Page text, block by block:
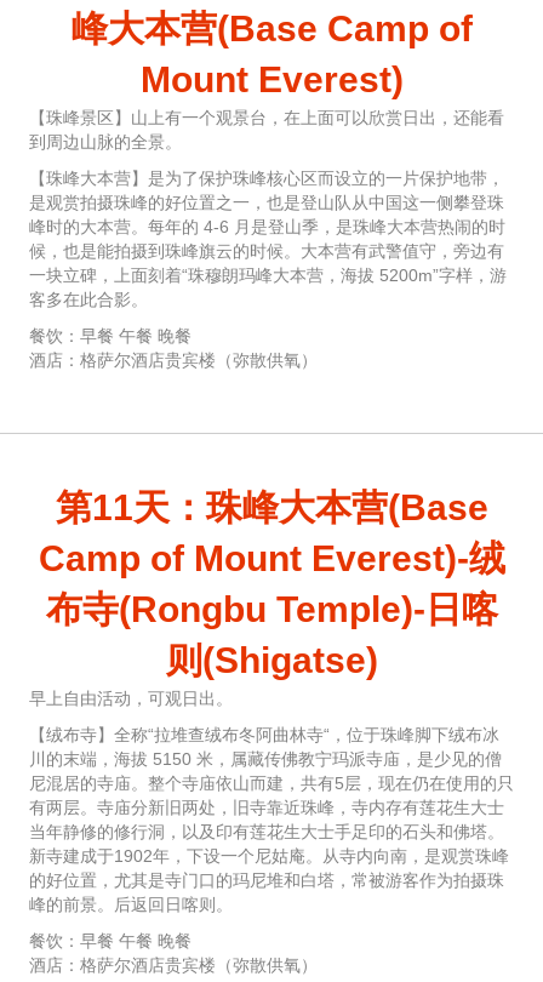
峰大本营(Base Camp of
Mount Everest)
【珠峰景区】山上有一个观景台，在上面可以欣赏日出，还能看
到周边山脉的全景。
【珠峰大本营】是为了保护珠峰核心区而设立的一片保护地带，
是观赏拍摄珠峰的好位置之一，也是登山队从中国这一侧攀登珠
峰时的大本营。每年的 4-6 月是登山季，是珠峰大本营热闹的时
候，也是能拍摄到珠峰旗云的时候。大本营有武警值守，旁边有
一块立碑，上面刻着“珠穆朗玛峰大本营，海拔 5200m”字样，游
客多在此合影。
餐饮：早餐 午餐 晚餐
酒店：格萨尔酒店贵宾楼（弥散供氧）
第11天：珠峰大本营(Base
Camp of Mount Everest)-绒
布寺(Rongbu Temple)-日喀
则(Shigatse)
早上自由活动，可观日出。
【绒布寺】全称“拉堆查绒布冬阿曲林寺“，位于珠峰脚下绒布冰
川的末端，海拔 5150 米，属藏传佛教宁玛派寺庙，是少见的僧
尼混居的寺庙。整个寺庙依山而建，共有5层，现在仍在使用的只
有两层。寺庙分新旧两处，旧寺靠近珠峰，寺内存有莲花生大士
当年静修的修行洞，以及印有莲花生大士手足印的石头和佛塔。
新寺建成于1902年，下设一个尼姑庵。从寺内向南，是观赏珠峰
的好位置，尤其是寺门口的玛尼堆和白塔，常被游客作为拍摄珠
峰的前景。后返回日喀则。
餐饮：早餐 午餐 晚餐
酒店：格萨尔酒店贵宾楼（弥散供氧）